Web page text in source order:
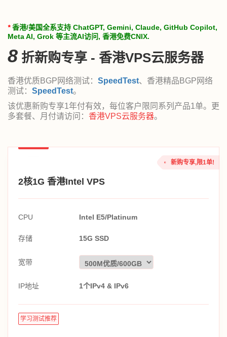
*香港/美国全系支持 ChatGPT, Gemini, Claude, GitHub Copilot,
Meta AI, Grok 等主流AI访问, 香港免费CNIX.
8 折新购专享 - 香港VPS云服务器
香港优质BGP网络测试： SpeedTest、香港精品BGP网络
测试： SpeedTest。
该优惠新购专享1年付有效，每位客户限同系列产品1单。更
多套餐、月付请访问： 香港VPS云服务器。
新购专享,限1单!
2核1G 香港Intel VPS
CPU Intel E5/Platinum
存储 15G SSD
宽带
IP地址 1个IPv4 & IPv6
学习测试推荐